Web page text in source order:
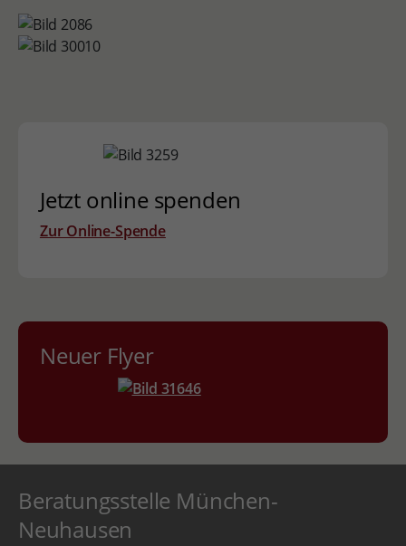
Jetzt online spenden
Zur Online-Spende
Neuer Flyer
Beratungsstelle München-
Neuhausen